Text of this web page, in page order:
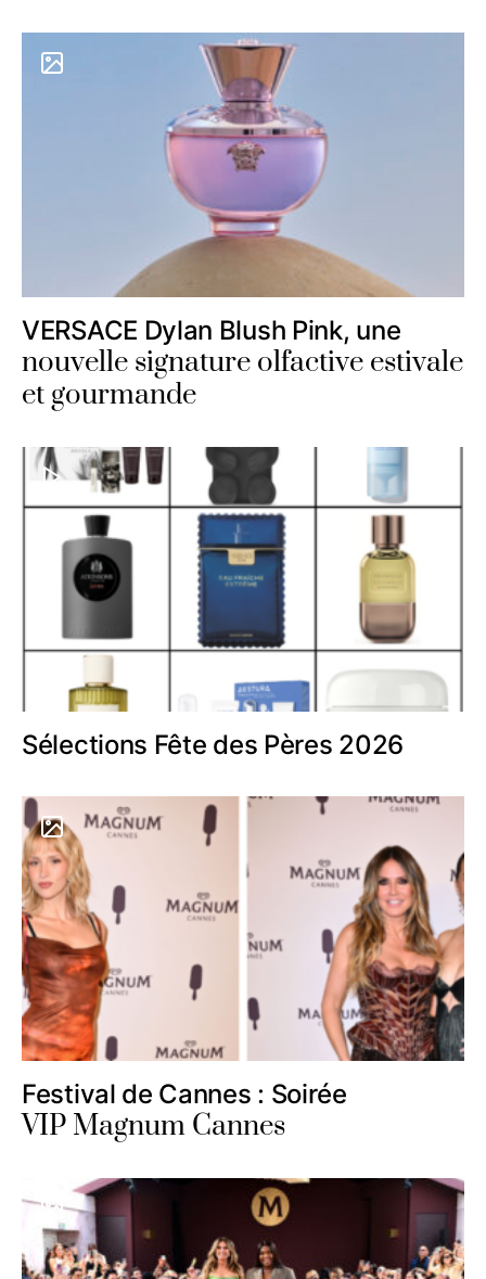
VERSACE Dylan Blush Pink, une
nouvelle signature olfactive estivale
et gourmande
Sélections Fête des Pères 2026
Festival de Cannes : Soirée
VIP Magnum Cannes